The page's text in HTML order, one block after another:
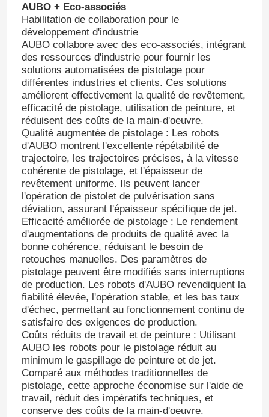
À la maison
Produits
Vidéos
À propos de nous
Visite de l'usine
AUBO + Eco-associés
Habilitation de collaboration pour le
développement d'industrie
AUBO collabore avec des eco-associés, intégrant
des ressources d'industrie pour fournir les
solutions automatisées de pistolage pour
différentes industries et clients. Ces solutions
améliorent effectivement la qualité de revêtement,
efficacité de pistolage, utilisation de peinture, et
réduisent des coûts de la main-d'oeuvre.
Qualité augmentée de pistolage : Les robots
d'AUBO montrent l'excellente répétabilité de
trajectoire, les trajectoires précises, à la vitesse
cohérente de pistolage, et l'épaisseur de
revêtement uniforme. Ils peuvent lancer
l'opération de pistolet de pulvérisation sans
déviation, assurant l'épaisseur spécifique de jet.
Efficacité améliorée de pistolage : Le rendement
d'augmentations de produits de qualité avec la
bonne cohérence, réduisant le besoin de
retouches manuelles. Des paramètres de
pistolage peuvent être modifiés sans interruptions
de production. Les robots d'AUBO revendiquent la
fiabilité élevée, l'opération stable, et les bas taux
d'échec, permettant au fonctionnement continu de
satisfaire des exigences de production.
Coûts réduits de travail et de peinture : Utilisant
AUBO les robots pour le pistolage réduit au
minimum le gaspillage de peinture et de jet.
Comparé aux méthodes traditionnelles de
pistolage, cette approche économise sur l'aide de
travail, réduit des impératifs techniques, et
conserve des coûts de la main-d'oeuvre.